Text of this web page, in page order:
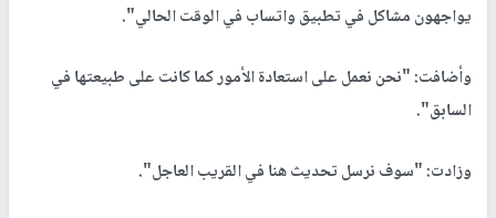
يواجهون مشاكل في تطبيق واتساب في الوقت الحالي".
وأضافت: "نحن نعمل على استعادة الأمور كما كانت على طبيعتها في
السابق".
وزادت: "سوف نرسل تحديث هنا في القريب العاجل".